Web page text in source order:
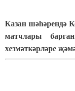
Казан шәһәрендә
матчлары
хезмәткәрләре